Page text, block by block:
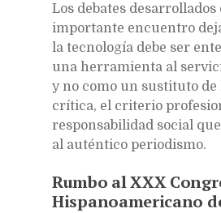
Los debates
importante encuentro
la tecnología debe ser
una herramienta al
y no como un sustituto de
crítica, el criterio
responsabilidad social
al auténtico periodismo.
Rumbo al XXX
Hispanoamericano